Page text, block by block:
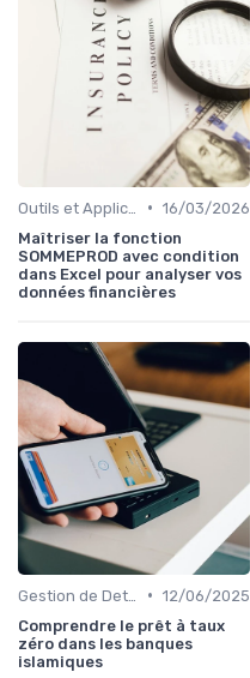
• 16/03/2026
Maîtriser la fonction
SOMMEPROD avec condition
dans Excel pour analyser vos
données financières
• 12/06/2025
Comprendre le prêt à taux
zéro dans les banques
islamiques